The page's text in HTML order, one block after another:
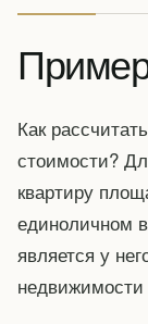
Как
стоимости?
квартиру
единоличном
является у